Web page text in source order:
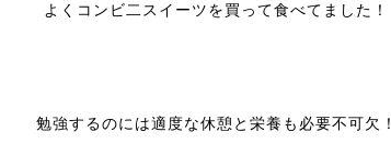
よくコンビ二スイーツを買って食べてました！
勉強するのには適度な休憩と栄養も必要不可欠！